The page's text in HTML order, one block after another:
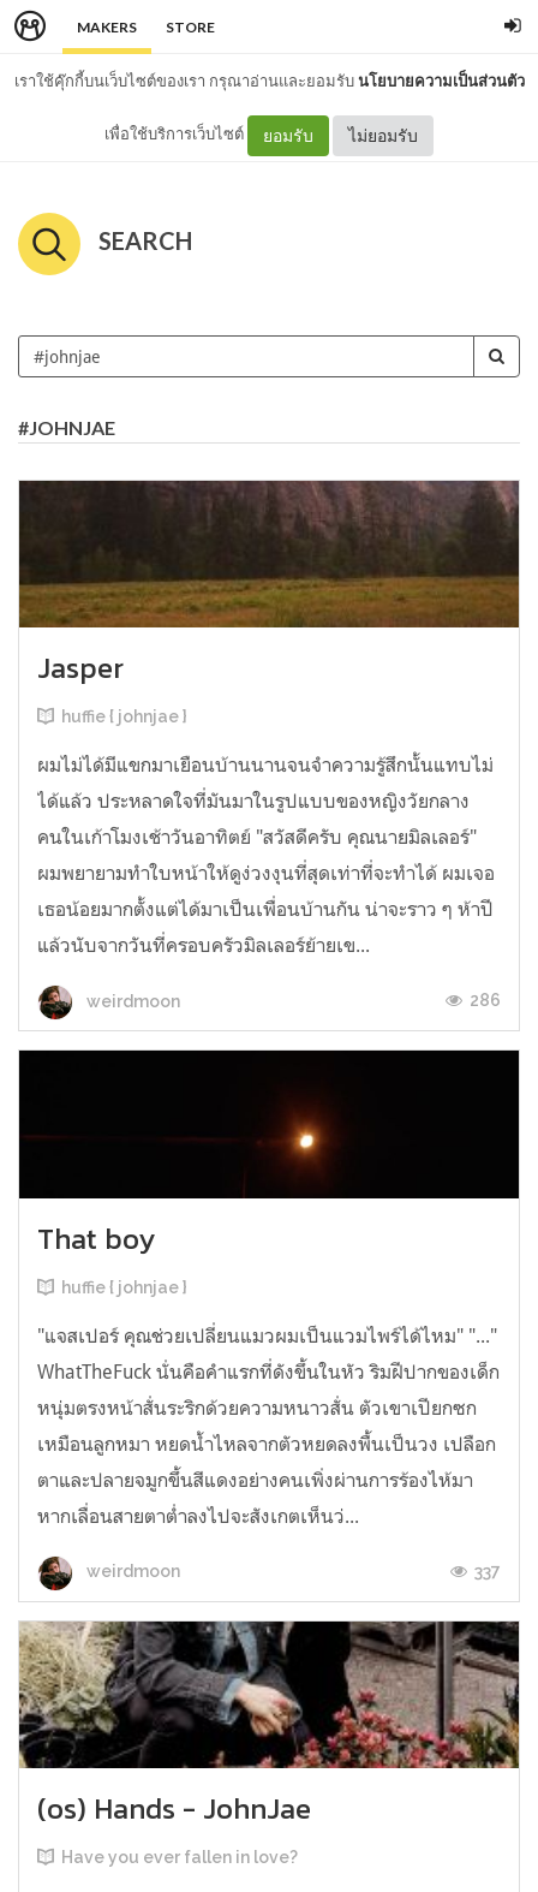
MAKERS STORE
เราใช้คุ๊กกี้บนเว็บไซต์ของเรา กรุณาอ่านและยอมรับนโยบายความเป็นส่วนตัว
เพื่อใช้บริการเว็บไซต์ ยอมรับ ไม่ยอมรับ
SEARCH
#JOHNJAE
Jasper
huffie { johnjae }
ผมไม่ได้มีแขกมาเยือนบ้านนานจนจำความรู้สึกนั้นแทบไม่
ได้แล้ว ประหลาดใจที่มันมาในรูปแบบของหญิงวัยกลาง
คนในเก้าโมงเช้าวันอาทิตย์ "สวัสดีครับ คุณนายมิลเลอร์"
ผมพยายามทำใบหน้าให้ดูง่วงงุนที่สุดเท่าที่จะทำได้ ผมเจอ
เธอน้อยมากตั้งแต่ได้มาเป็นเพื่อนบ้านกัน น่าจะราว ๆ ห้าปี
แล้วนับจากวันที่ครอบครัวมิลเลอร์ย้ายเข...
weirdmoon 286
That boy
huffie { johnjae }
"แจสเปอร์ คุณช่วยเปลี่ยนแมวผมเป็นแวมไพร์ได้ไหม" "..."
WhatTheFuck นั่นคือคำแรกที่ดังขึ้นในหัว ริมฝีปากของเด็ก
หนุ่มตรงหน้าสั่นระริกด้วยความหนาวสั่น ตัวเขาเปียกซก
เหมือนลูกหมา หยดน้ำไหลจากตัวหยดลงพื้นเป็นวง เปลือก
ตาและปลายจมูกขึ้นสีแดงอย่างคนเพิ่งผ่านการร้องไห้มา
หากเลื่อนสายตาต่ำลงไปจะสังเกตเห็นว่...
weirdmoon 337
(os) Hands - JohnJae
Have you ever fallen in love?